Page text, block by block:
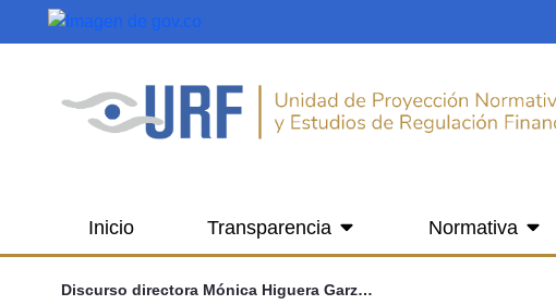
Saltar al contenido principal
Inicio Transparencia Normativa
Discurso directora Mónica Higuera Garzón, en Asobancaria 2025